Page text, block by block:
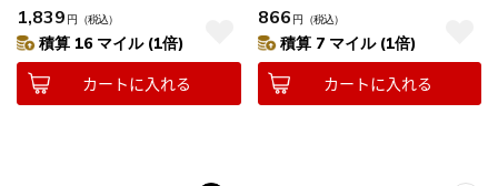
1,839 円 （税込）
積算 16 マイル (1倍)
カートに入れる
866 円 （税込）
積算 7 マイル (1倍)
カートに入れる